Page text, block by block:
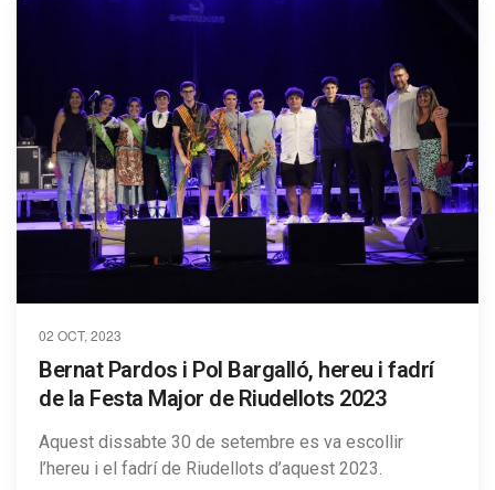
02 OCT, 2023
Bernat Pardos i Pol Bargalló, hereu i fadrí
de la Festa Major de Riudellots 2023
Aquest dissabte 30 de setembre es va escollir
l’hereu i el fadrí de Riudellots d’aquest 2023.